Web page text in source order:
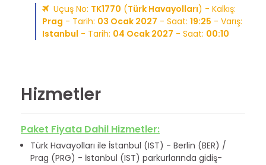
Uçuş No: TK1770 (Türk Havayolları) - Kalkış:
Prag - Tarih: 03 Ocak 2027 - Saat: 19:25 - Varış:
Istanbul - Tarih: 04 Ocak 2027 - Saat: 00:10
Hizmetler
Paket Fiyata Dahil Hizmetler:
Türk Havayolları ile İstanbul (IST) - Berlin (BER) /
Prag (PRG) - İstanbul (IST) parkurlarında gidiş-